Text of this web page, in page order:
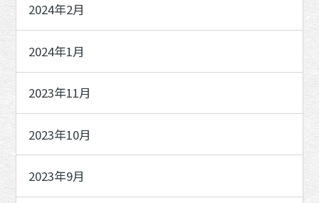
2024年2月
2024年1月
2023年11月
2023年10月
2023年9月